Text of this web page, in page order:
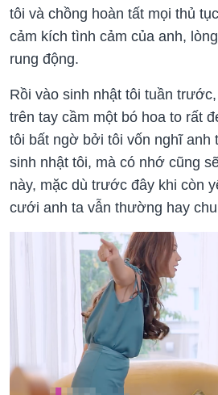
tôi và chồng hoàn tất mọi thủ
cảm kích tình cảm của anh,
rung động.
Rồi vào sinh nhật tôi tuần
trên tay cầm một bó hoa to rất
tôi bất ngờ bởi tôi vốn nghĩ anh
sinh nhật tôi, mà có nhớ cũng
này, mặc dù trước đây khi còn
cưới anh ta vẫn thường hay